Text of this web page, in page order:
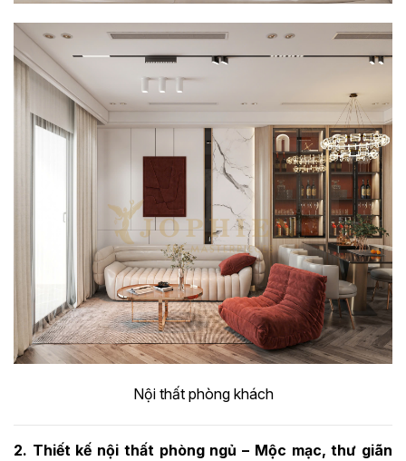
Nội thất phòng khách
2. Thiết kế nội thất phòng ngủ – Mộc mạc, thư giãn